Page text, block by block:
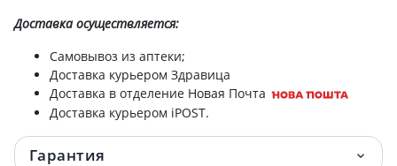
Доставкаосуществляется:
Самовывоз из аптеки;
Доставка курьером Здравица
Доставка в отделение Новая Почта
Доставка курьером iPOST.
Гарантия